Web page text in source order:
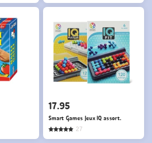
17.95
Smart Games Jeux IQ assort.
27